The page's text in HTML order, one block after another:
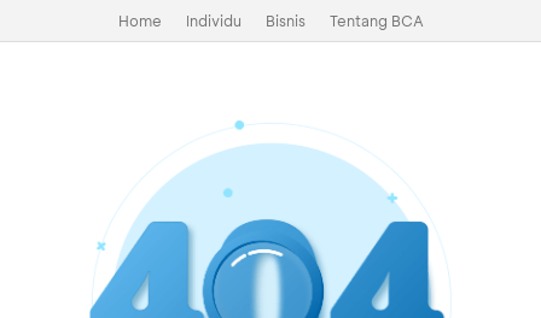
Home Individu Bisnis Tentang BCA